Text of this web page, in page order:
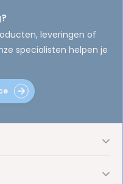
leveringen of
specialisten helpen je